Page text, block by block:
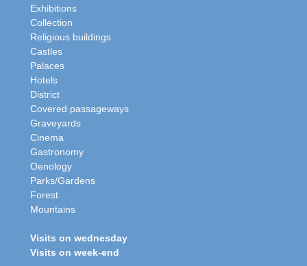
Exhibitions
Collection
Religious buildings
Castles
Palaces
Hotels
District
Covered passageways
Graveyards
Cinema
Gastronomy
Oenology
Parks/Gardens
Forest
Mountains
Visits on wednesday
Visits on week-end